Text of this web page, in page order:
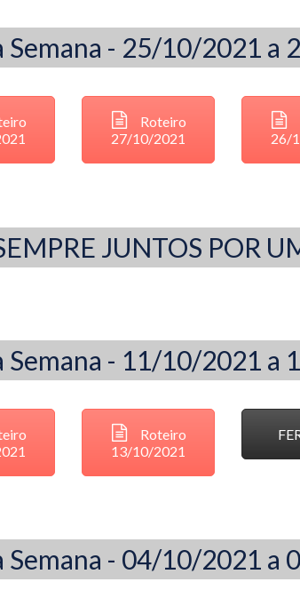
Semana - 25/10/2021 a
Roteiro
27/10/2021
26/
JUNTOS POR
Semana - 11/10/2021 a
Roteiro
13/10/2021
Semana - 04/10/2021 a